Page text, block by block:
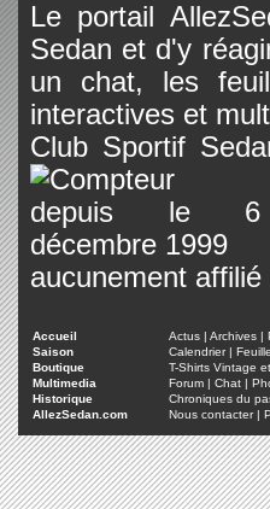
Le portail
Sedan et d'y
un chat, les
interactives et
Club Sportif
aucunement
Accueil Actus | Archives |
Saison
Calendrier|
Boutique
T-Shirts Vintage
Multimedia
Forum | Chat |
Historique
Chroniques du
AllezSedan.com
Nous contacter|